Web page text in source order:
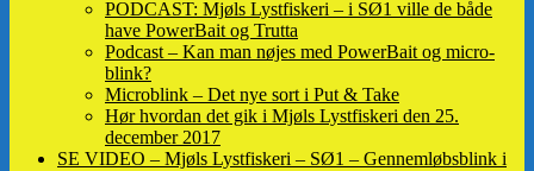
PODCAST: Mjøls Lystfiskeri – i SØ1 ville de både
have PowerBait og Trutta
Podcast – Kan man nøjes med PowerBait og micro-
blink?
Microblink – Det nye sort i Put & Take
Hør hvordan det gik i Mjøls Lystfiskeri den 25.
december 2017
SE VIDEO – Mjøls Lystfiskeri – SØ1 – Gennemløbsblink i